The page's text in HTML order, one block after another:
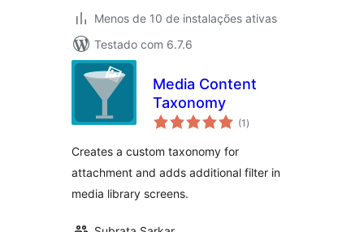
Menos de 10 de instalações ativas
Testado com 6.7.6
Media Content
Taxonomy
(1 total
de
)
Creates a custom taxonomy for
attachment and adds additional filter in
media library screens.